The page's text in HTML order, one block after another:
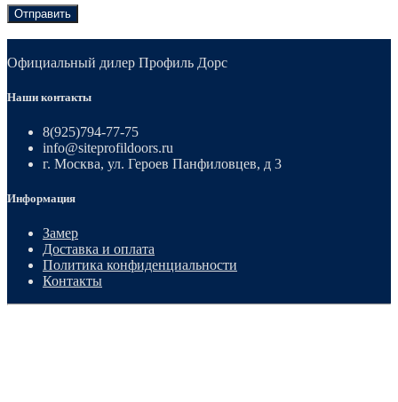
Отправить
Официальный дилер Профиль Дорс
Наши контакты
8(925)794-77-75
info@siteprofildoors.ru
г. Москва, ул. Героев Панфиловцев, д 3
Информация
Замер
Доставка и оплата
Политика конфиденциальности
Контакты